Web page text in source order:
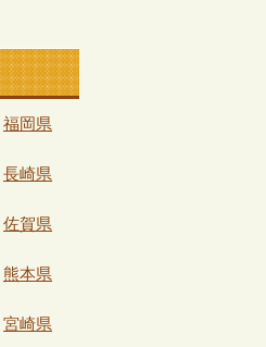
福岡県
長崎県
佐賀県
熊本県
宮崎県